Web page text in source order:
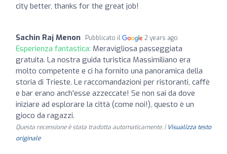
city better, thanks for the great job!
Sachin Raj Menon Pubblicato il 2 years ago
Esperienza fantastica: Meravigliosa passeggiata
gratuita. La nostra guida turistica Massimiliano era
molto competente e ci ha fornito una panoramica della
storia di Trieste. Le raccomandazioni per ristoranti, caffè
e bar erano anch'esse azzeccate! Se non sai da dove
iniziare ad esplorare la città (come noi!), questo è un
gioco da ragazzi.
Questa recensione è stata tradotta automaticamente. | Visualizza testo
originale